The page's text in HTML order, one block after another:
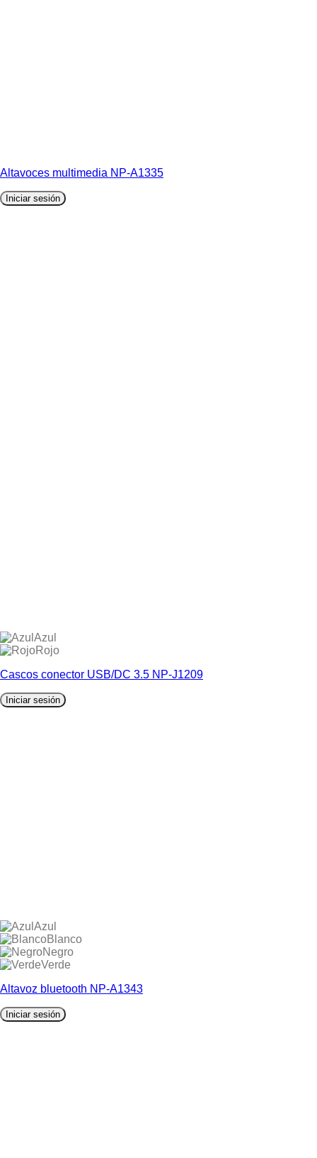
Altavoces multimedia NP-A1335
Iniciar sesión
Azul
Rojo
Cascos conector USB/DC 3.5 NP-J1209
Iniciar sesión
Azul
Blanco
Negro
Verde
Altavoz bluetooth NP-A1343
Iniciar sesión